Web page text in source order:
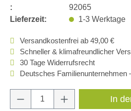
:
92065
Lieferzeit:
1-3 Werktage
Versandkostenfrei ab 49,00 €
Schneller & klimafreundlicher
30 Tage Widerrufsrecht
Deutsches Familienunternehmen
Produkt Anzahl: GibIn